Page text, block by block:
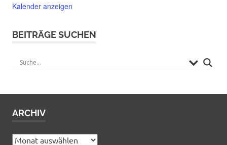
Kalender anzeigen
BEITRÄGE SUCHEN
ARCHIV
Archiv